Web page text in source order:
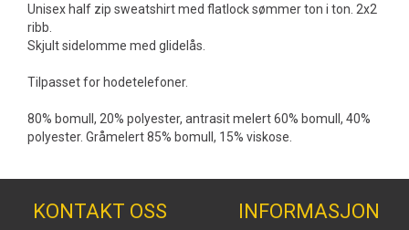
Unisex half zip sweatshirt med flatlock sømmer ton i ton. 2x2
ribb.
Skjult sidelomme med glidelås.
Tilpasset for hodetelefoner.
80% bomull, 20% polyester, antrasit melert 60% bomull, 40%
polyester. Gråmelert 85% bomull, 15% viskose.
KONTAKT OSS INFORMASJON